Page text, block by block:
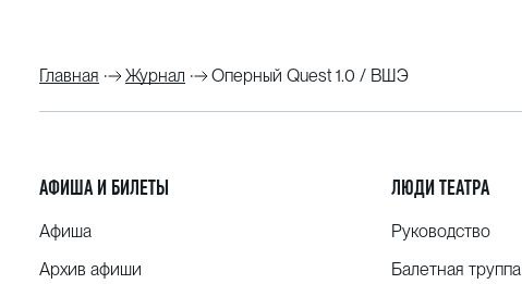
Главная Журнал Оперный Quest 1.0 / ВШЭ
АФИША И БИЛЕТЫ
Афиша
Архив афиши
ЛЮДИ ТЕАТРА
Руководство
Балетная труппа